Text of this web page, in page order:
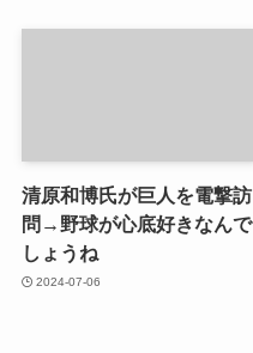
清原和博氏が巨人を電撃訪
問→野球が心底好きなんで
しょうね
2024-07-06